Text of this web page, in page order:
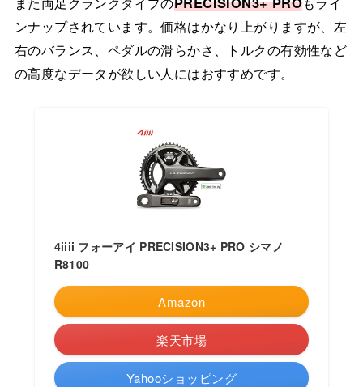
ンナップされています。価格はかなり上がりますが、左
右のバランス、ペダルの滑らかさ、トルクの有効性など
の高度なデータが欲しい人にはおすすめです。
4iiii フォーアイ PRECISION3+ PRO シマノ
R8100
Amazon
楽天市場
Yahooショッピング